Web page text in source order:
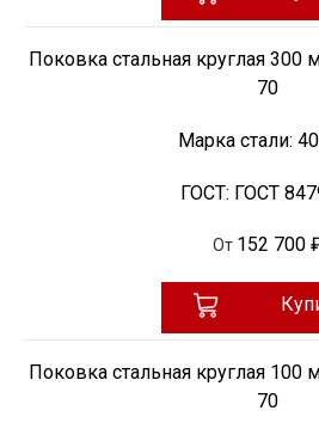
Поковка стальная круглая
70
Марка стали:
ГОСТ: ГОСТ
От 152 700
Поковка стальная круглая
70